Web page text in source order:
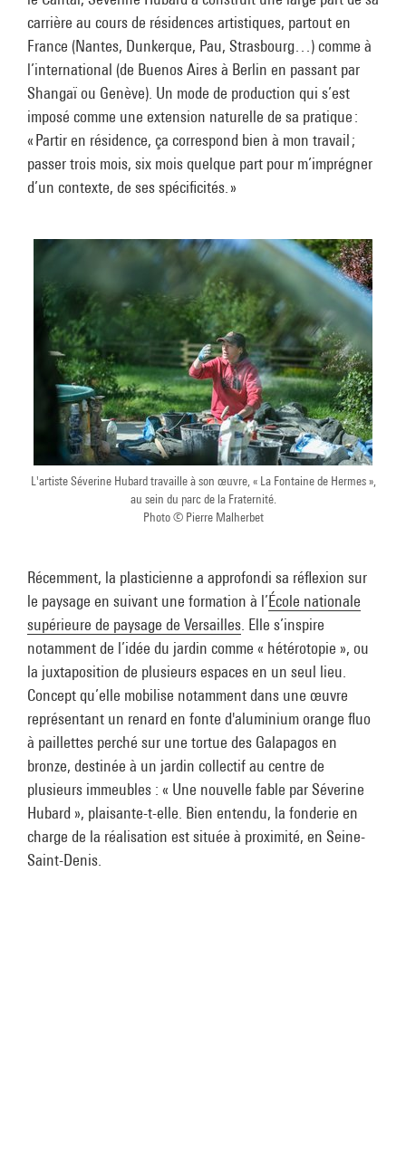
carrière au cours de résidences artistiques, partout en
France (Nantes, Dunkerque, Pau, Strasbourg…) comme à
l’international (de Buenos Aires à Berlin en passant par
Shangaï ou Genève). Un mode de production qui s’est
imposé comme une extension naturelle de sa pratique :
« Partir en résidence, ça correspond bien à mon travail ;
passer trois mois, six mois quelque part pour m’imprégner
d’un contexte, de ses spécificités. »
L'artiste Séverine Hubard travaille à son œuvre, « La Fontaine de Hermes »,
au sein du parc de la Fraternité.
Photo © Pierre Malherbet
Récemment, la plasticienne a approfondi sa réflexion sur
le paysage en suivant une formation à l’École nationale
supérieure de paysage de Versailles . Elle s’inspire
notamment de l’idée du jardin comme « hétérotopie », ou
la juxtaposition de plusieurs espaces en un seul lieu.
Concept qu’elle mobilise notamment dans une œuvre
représentant un renard en fonte d'aluminium orange fluo
à paillettes perché sur une tortue des Galapagos en
bronze, destinée à un jardin collectif au centre de
plusieurs immeubles : « Une nouvelle fable par Séverine
Hubard », plaisante-t-elle. Bien entendu, la fonderie en
charge de la réalisation est située à proximité, en Seine-
Saint-Denis.